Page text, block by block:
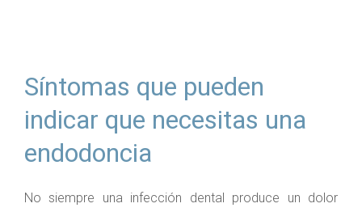
Síntomas que pueden
indicar que necesitas una
endodoncia
No siempre una infección dental produce un dolor